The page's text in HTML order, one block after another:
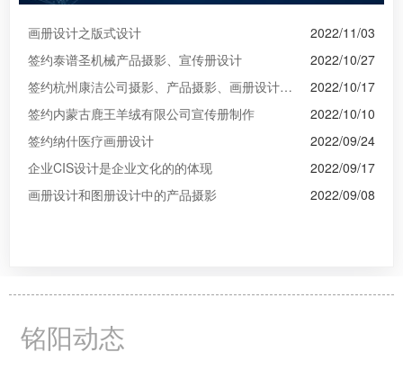
2022/11/03
画册设计之版式设计
2022/10/27
签约泰谱圣机械产品摄影、宣传册设计
2022/10/17
签约杭州康洁公司摄影、产品摄影、画册设计制作
2022/10/10
签约内蒙古鹿王羊绒有限公司宣传册制作
2022/09/24
签约纳什医疗画册设计
2022/09/17
企业CIS设计是企业文化的的体现
2022/09/08
画册设计和图册设计中的产品摄影
铭阳动态